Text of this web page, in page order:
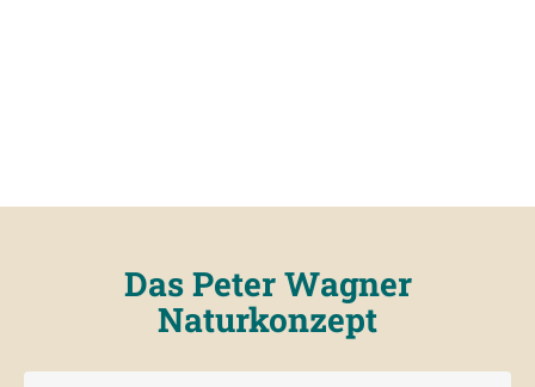
Das Peter Wagner
Naturkonzept